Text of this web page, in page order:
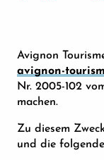
Avignon
avignon-
Nr. 2005-102
machen.
Zu diesem
und die